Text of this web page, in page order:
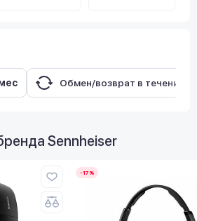
Обмен/возврат в течение
Sennheiser
-17%